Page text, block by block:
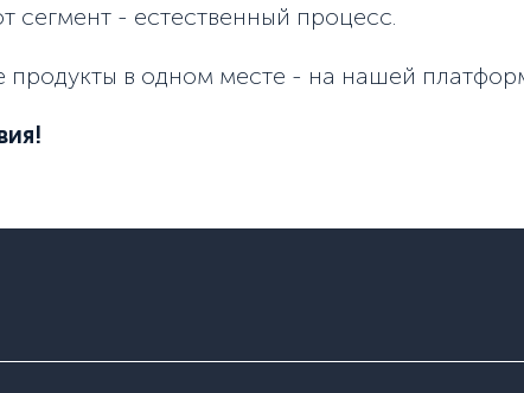
сегмент - естественный процесс.
в одном месте - на нашей